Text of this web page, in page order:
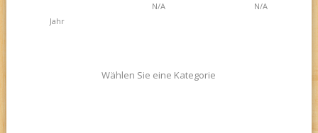
Jahr
N/A N/A
Wählen Sie eine Kategorie